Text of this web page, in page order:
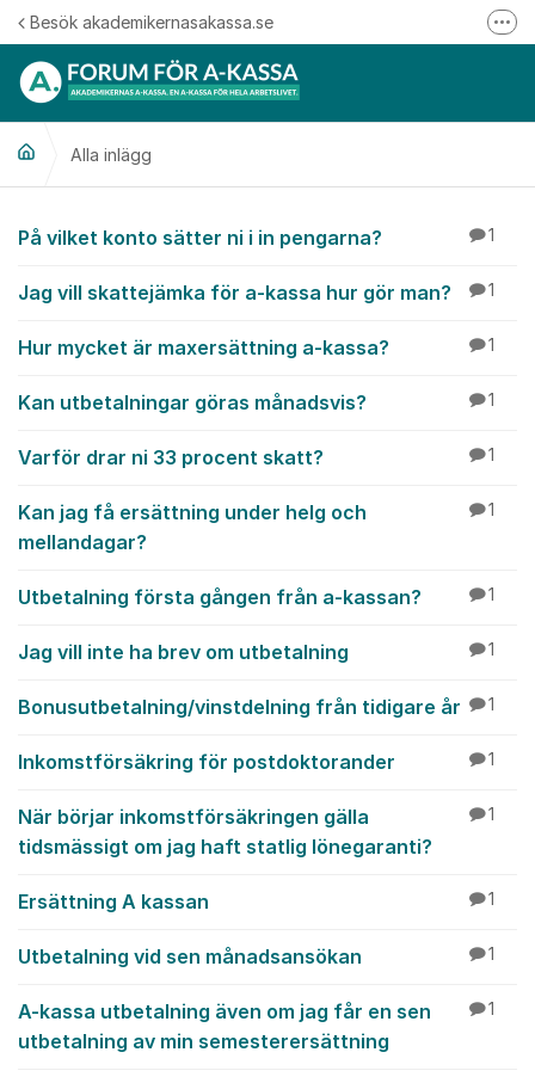
Hoppa till innehåll
Besök akademikernasakassa.se
Alla inlägg
Alla inlägg
På vilket konto sätter ni i in pengarna? 1
Jag vill skattejämka för a-kassa hur gör man? 1
Hur mycket är maxersättning a-kassa? 1
Kan utbetalningar göras månadsvis? 1
Varför drar ni 33 procent skatt? 1
Kan jag få ersättning under helg och
mellandagar?
1
Utbetalning första gången från a-kassan? 1
Jag vill inte ha brev om utbetalning 1
Bonusutbetalning/vinstdelning från tidigare år 1
Inkomstförsäkring för postdoktorander 1
När börjar inkomstförsäkringen gälla
tidsmässigt om jag haft statlig lönegaranti?
1
Ersättning A kassan 1
Utbetalning vid sen månadsansökan 1
A-kassa utbetalning även om jag får en sen
utbetalning av min semesterersättning
1